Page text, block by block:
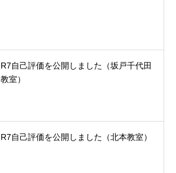
R7自己評価を公開しました（坂戸千代田
教室）
R7自己評価を公開しました（北本教室）